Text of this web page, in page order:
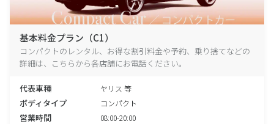
基本料金プラン（C1）
コンパクトのレンタル、お得な割引料金や予約、乗り捨てなどの
詳細は、こちらから各店舗にお電話ください。
代表車種 ヤリス 等
ボディタイプ コンパクト
営業時間 08:00-20:00